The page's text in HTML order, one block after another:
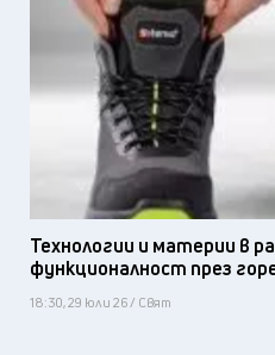
Технологии и материи в
функционалност през
18:30, 29 юли 26 / Свят